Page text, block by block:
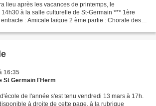
lieu après les vacances de printemps, le
14h30 à la salle culturelle de St-Germain *** 1ère
: Amicale laïque 2 ème partie : Chorale des
16:35
St Germain l'Herm
de l'année s'est tenu vendredi 13 mars à 17h.
à droite de cette page, à la rubrique